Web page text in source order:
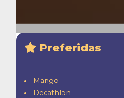
Preferidas
Mango
Decathlon